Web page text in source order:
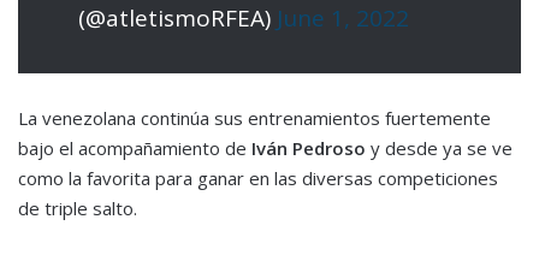
(@atletismoRFEA) June 1, 2022
La venezolana continúa sus entrenamientos fuertemente
bajo el acompañamiento de Iván Pedroso y desde ya se ve
como la favorita para ganar en las diversas competiciones
de triple salto.